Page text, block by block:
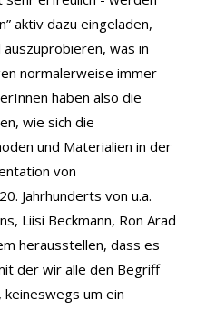
aktiv dazu eingeladen,
was in
normalerweise immer
haben also die
wie sich die
und Materialien in der
von
Jahrhunderts von u.a.
Liisi Beckmann, Ron Arad
herausstellen, dass es
der wir alle den Begriff
um ein